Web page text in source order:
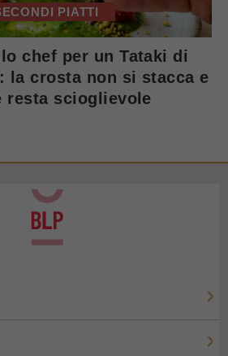
PIATTI
chef per un Tataki di
la crosta non si stacca e
resta scioglievole